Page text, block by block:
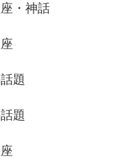
・神話
題
題